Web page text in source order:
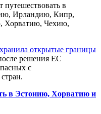
в
Ирландию, Кипр,
Хорватию, Чехию,
открытые границы
решения ЕС
с
в Эстонию, Хорватию и